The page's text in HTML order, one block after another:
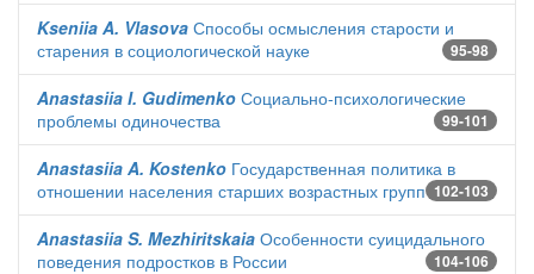
Kseniia A. Vlasova Способы осмысления старости и
старения в социологической науке
95-98
Anastasiia I. Gudimenko Социально-психологические
проблемы одиночества
99-101
Anastasiia A. Kostenko Государственная политика в
отношении населения старших возрастных групп 102-103
Anastasiia S. Mezhiritskaia Особенности суицидального
поведения подростков в России
104-106